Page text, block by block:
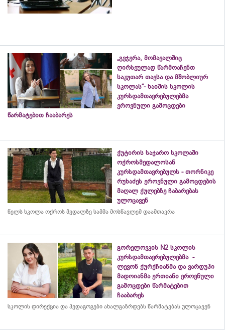
„გვჯერა, მომავალშიც
ღირსეულად წარმოაჩენთ
საკუთარ თავსა და მშობლიურ
სკოლას“- ხაიშის სკოლის
კურსდამთავრებულებმა
ეროვნული გამოცდები
წარმატებით ჩააბარეს
ქუტირის საჯარო სკოლაში
ოქროსმედალოსან
კურსდამთავრებულს - თორნიკე
რუხაძეს ეროვნული გამოცდების
მაღალ ქულებზე ჩაბარებას
ულოცავენ
წელს სკოლა ოქროს მედალზე სამმა მოსწავლემ დაამთავრა
გორელოვკის N2 სკოლის
კურსდამთავრებულებმა -
ლევონ ქურქჩიანმა და ვარდუჰი
მადოიანმა ერთიანი ეროვნული
გამოცდები წარმატებით
ჩააბარეს
სკოლის დირექცია და პედაგოგები ახალგაზრდებს წარმატებას ულოცავენ